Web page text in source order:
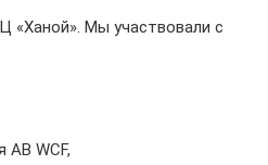
«Ханой». Мы участвовали с
WCF,